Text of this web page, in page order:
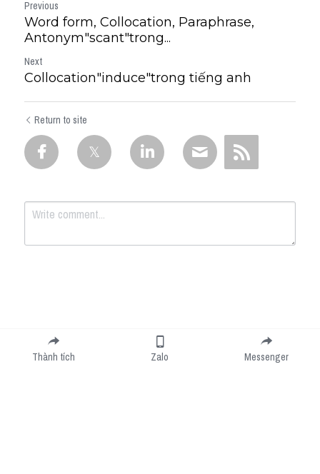
Previous
Word form, Collocation, Paraphrase,
Antonym"scant"trong...
Next
Collocation"induce"trong tiếng anh
Return to site
Submit
Thành tích Zalo Messenger